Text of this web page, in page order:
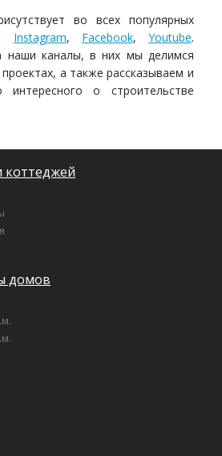
во всех популярных
Instagram, Facebook, Youtube.
наши каналы, в них мы делимся
а также рассказываем и
интересного о строительстве
домов